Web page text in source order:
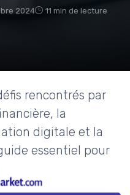
2024 11 min de lecture
rencontrés par
la
digitale et la
essentiel pour